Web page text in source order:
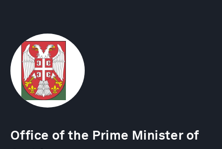
Office of the Prime Minister of